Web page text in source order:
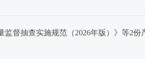
监督抽查实施规范（2026年版）》等2